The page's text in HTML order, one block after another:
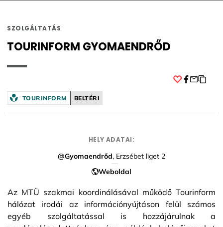
SZOLGÁLTATÁS
TOURINFORM GYOMAENDRŐD
TOURINFORM BELTÉRI
HELY ADATAI:
@Gyomaendrőd, Erzsébet liget 2
Weboldal
Az MTÜ szakmai koordinálásával működő Tourinform
hálózat irodái az információnyújtáson felül számos
egyéb szolgáltatással is hozzájárulnak a